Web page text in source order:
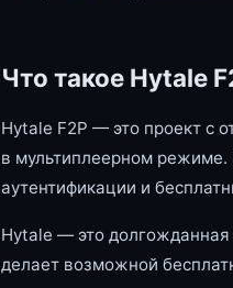
Что такое Hytale
Hytale F2P — это проект с
в мультиплеерном режиме.
аутентификации и
Hytale — это
делает возможной